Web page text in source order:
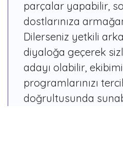
parçalar yapabilir,
dostlarınıza
Dilerseniz yetkili
diyaloğa geçerek
adayı olabilir,
programlarınızı
doğrultusunda